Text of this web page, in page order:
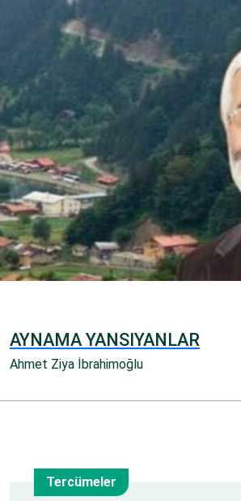
AYNAMA YANSIYANLAR
Ahmet Ziya İbrahimoğlu
Tercümeler